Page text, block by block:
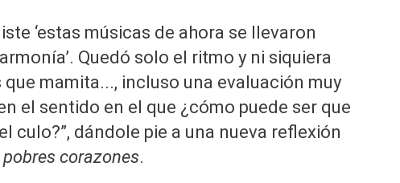
‘estas músicas de ahora se llevaron
Quedó solo el ritmo y ni siquiera
mamita..., incluso una evaluación muy
el sentido en el que ¿cómo puede ser que
culo?”, dándole pie a una nueva reflexión
corazones.